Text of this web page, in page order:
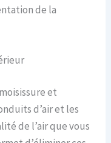
de la
et
d’air et les
de l’air que vous